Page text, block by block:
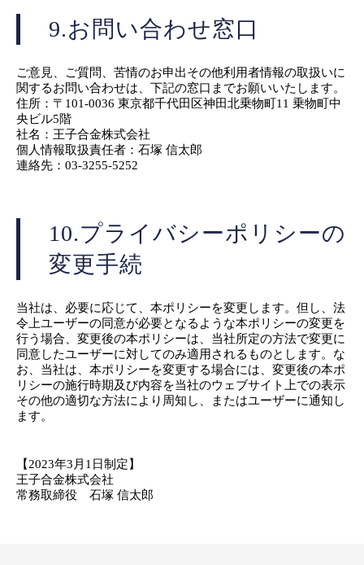
9.お問い合わせ窓口
ご意見、ご質問、苦情のお申出その他利用者情報の取扱いに
関するお問い合わせは、下記の窓口までお願いいたします。
住所：〒101-0036 東京都千代田区神田北乗物町11 乗物町中
央ビル5階
社名：王子合金株式会社
個人情報取扱責任者：石塚 信太郎
連絡先：03-3255-5252
10.プライバシーポリシーの
変更手続
当社は、必要に応じて、本ポリシーを変更します。但し、法
令上ユーザーの同意が必要となるような本ポリシーの変更を
行う場合、変更後の本ポリシーは、当社所定の方法で変更に
同意したユーザーに対してのみ適用されるものとします。な
お、当社は、本ポリシーを変更する場合には、変更後の本ポ
リシーの施行時期及び内容を当社のウェブサイト上での表示
その他の適切な方法により周知し、またはユーザーに通知し
ます。
【2023年3月1日制定】
王子合金株式会社
常務取締役 石塚 信太郎